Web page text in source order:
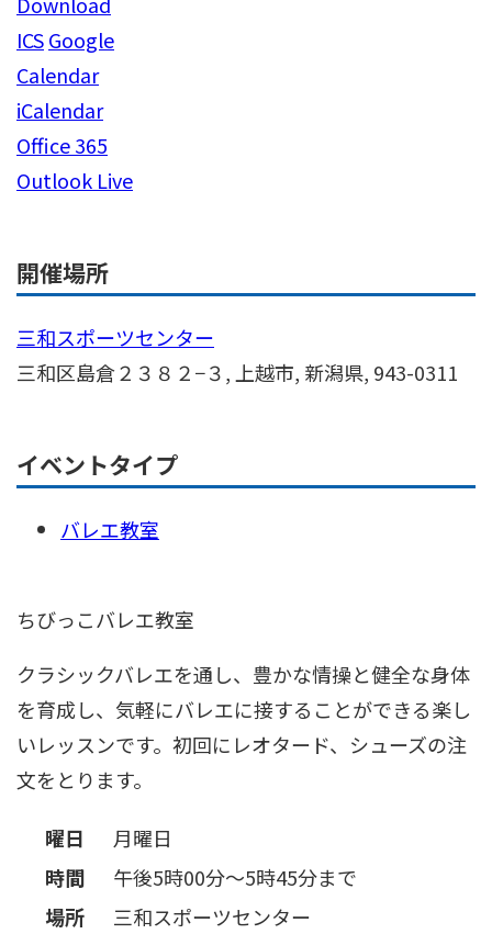
ICSGoogle
Calendar
iCalendar
Office 365
Outlook Live
開催場所
三和スポーツセンター
三和区島倉２３８２−３, 上越市, 新潟県, 943-0311
イベントタイプ
バレエ教室
ちびっこバレエ教室
クラシックバレエを通し、豊かな情操と健全な身体
を育成し、気軽にバレエに接することができる楽し
いレッスンです。初回にレオタード、シューズの注
文をとります。
曜日
月曜日
時間
午後5時00分～5時45分まで
場所
三和スポーツセンター